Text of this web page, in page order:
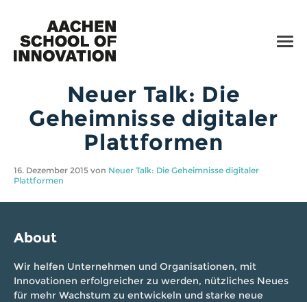
Neuer Talk: Die
Geheimnisse digitaler
Plattformen
16. Dezember 2015 von Neuer Talk: Die Geheimnisse digitaler
Plattformen
About
Wir helfen Unternehmen und Organisationen, mit
Innovationen erfolgreicher zu werden, nützliches Neues
für mehr Wachstum zu entwickeln und starke neue
TALKS
TIPPS
Impressum